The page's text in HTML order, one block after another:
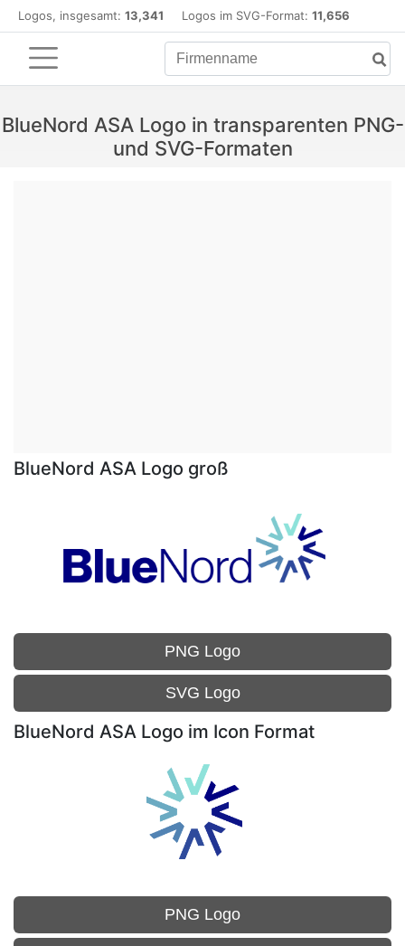
Logos, insgesamt: 13,341 Logos im SVG-Format: 11,656
BlueNord ASA Logo in transparenten PNG-
und SVG-Formaten
BlueNord ASA Logo groß
PNG Logo
SVG Logo
BlueNord ASA Logo im Icon Format
PNG Logo